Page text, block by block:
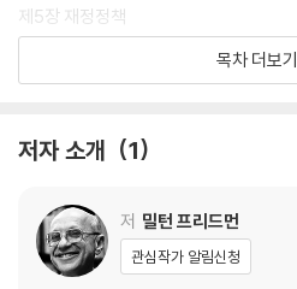
제5장 재정정책
제6장 교육에서의 정부역할
제10장 소득분배
제12장 빈곤의 완화
제13장 결론
옮긴이의 글
목차 더보기
저자 소개 1
저 밀턴 프리드먼
관심작가 알림신청